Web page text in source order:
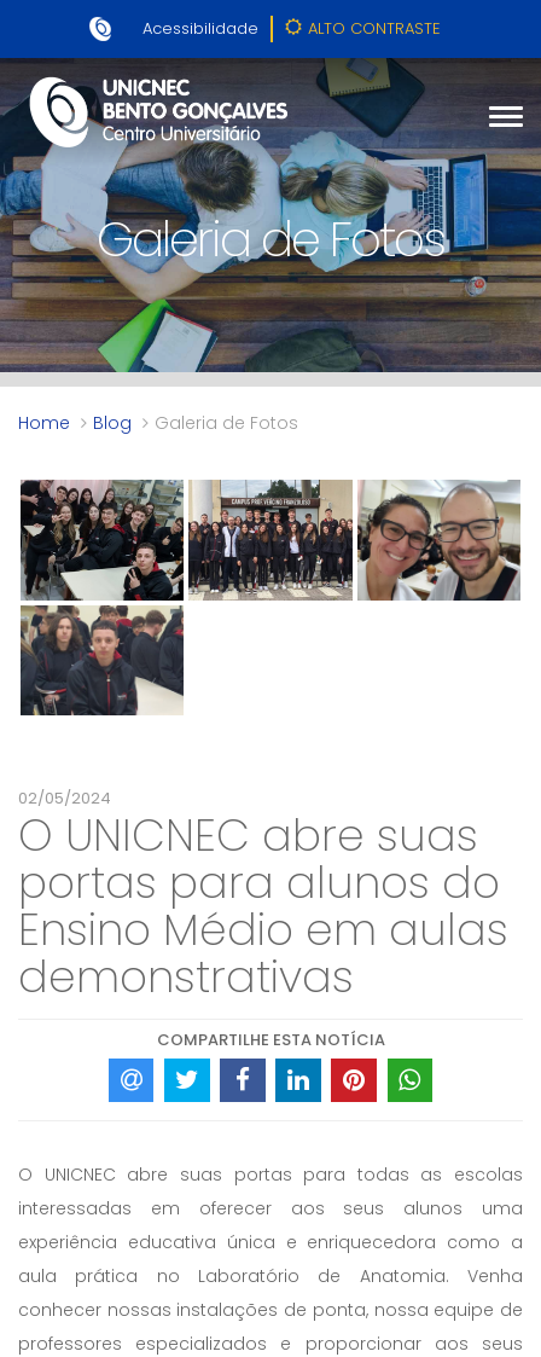
Acessibilidade ALTO CONTRASTE
Galeria de Fotos
Home Blog Galeria de Fotos
02/05/2024
O UNICNEC abre suas
portas para alunos do
Ensino Médio em aulas
demonstrativas
COMPARTILHE ESTA NOTÍCIA
O UNICNEC abre suas portas para todas as escolas
interessadas em oferecer aos seus alunos uma
experiência educativa única e enriquecedora como a
aula prática no Laboratório de Anatomia. Venha
conhecer nossas instalações de ponta, nossa equipe de
professores especializados e proporcionar aos seus